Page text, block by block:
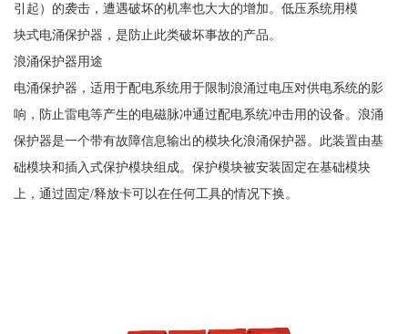
引起）的袭击，遭遇破坏的机率也大大的增加。低压系统用模
块式电涌保护器，是防止此类破坏事故的产品。
浪涌保护器用途
电涌保护器，适用于配电系统用于限制浪涌过电压对供电系统的影
响，防止雷电等产生的电磁脉冲通过配电系统冲击用的设备。浪涌
保护器是一个带有故障信息输出的模块化浪涌保护器。此装置由基
础模块和插入式保护模块组成。保护模块被安装固定在基础模块
上，通过固定/释放卡可以在任何工具的情况下换。